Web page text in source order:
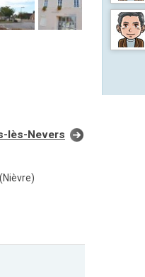
lès-Nevers